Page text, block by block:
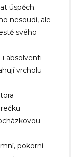
úspěch.
nesoudí, ale
svého
i absolventi
vrcholu
pokorní